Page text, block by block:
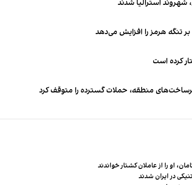
تنگه هرمز را افزایش می‌دهد
کرده است
منطقه، حملات گسترده را متوقف کرد
او را از عاملان کشتار خواندند
در ایران شدند